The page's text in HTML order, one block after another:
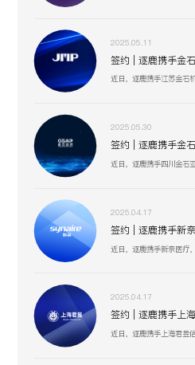
2025.05.11
2025.05.30
2025.04.17
签约 | 逐鹿携手新
2025.04.17
签约 | 逐鹿携手上